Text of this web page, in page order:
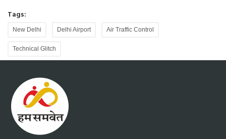
Tags:
New Delhi Delhi Airport Air Traffic Control
Technical Glitch